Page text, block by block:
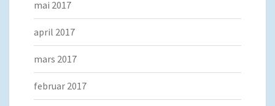
mai 2017
april 2017
mars 2017
februar 2017